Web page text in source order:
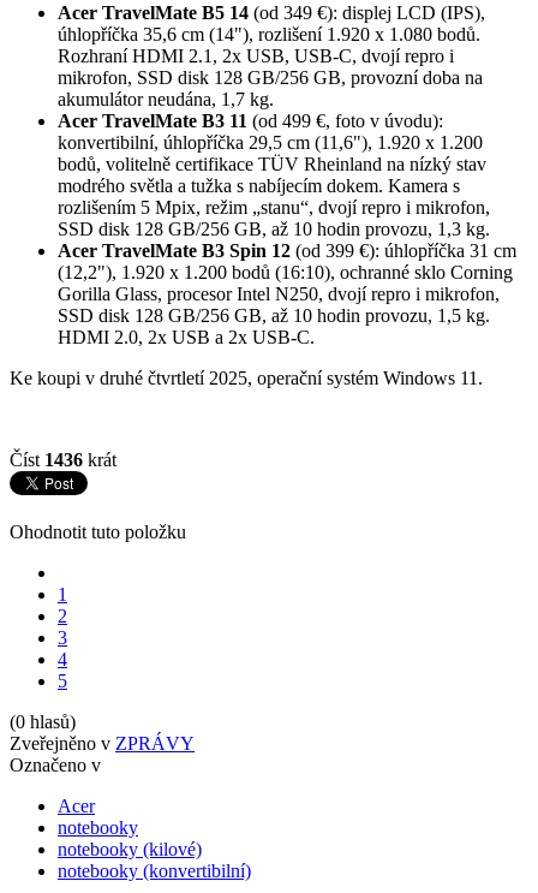
Acer TravelMate B5 14 (od 349 €): displej LCD (IPS),
úhlopříčka 35,6 cm (14"), rozlišení 1.920 x 1.080 bodů.
Rozhraní HDMI 2.1, 2x USB, USB-C, dvojí repro i
mikrofon, SSD disk 128 GB/256 GB, provozní doba na
akumulátor neudána, 1,7 kg.
Acer TravelMate B3 11 (od 499 €, foto v úvodu):
konvertibilní, úhlopříčka 29,5 cm (11,6"), 1.920 x 1.200
bodů, volitelně certifikace TÜV Rheinland na nízký stav
modrého světla a tužka s nabíjecím dokem. Kamera s
rozlišením 5 Mpix, režim „stanu“, dvojí repro i mikrofon,
SSD disk 128 GB/256 GB, až 10 hodin provozu, 1,3 kg.
Acer TravelMate B3 Spin 12 (od 399 €): úhlopříčka 31 cm
(12,2"), 1.920 x 1.200 bodů (16:10), ochranné sklo Corning
Gorilla Glass, procesor Intel N250, dvojí repro i mikrofon,
SSD disk 128 GB/256 GB, až 10 hodin provozu, 1,5 kg.
HDMI 2.0, 2x USB a 2x USB-C.
Ke koupi v druhé čtvrtletí 2025, operační systém Windows 11.
Číst 1436 krát
Ohodnotit tuto položku
1
2
3
4
5
(0 hlasů)
Zveřejněno v ZPRÁVY
Označeno v
Acer
notebooky
notebooky (kilové)
notebooky (konvertibilní)